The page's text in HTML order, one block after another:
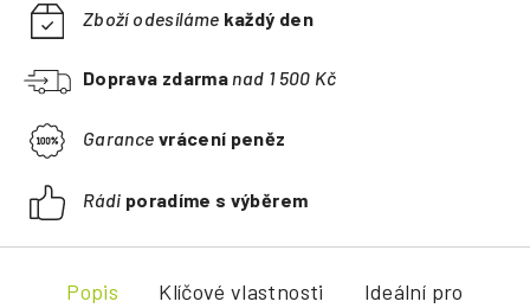
Zboží odesíláme každý den
Doprava zdarma nad 1 500 Kč
Garance vrácení peněz
Rádi poradíme s výběrem
Popis Klíčové vlastnosti Ideální pro